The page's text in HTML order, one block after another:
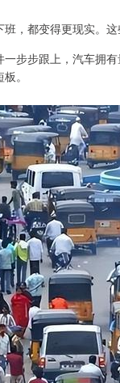
，都变得更现实。
步步跟上，汽车拥
。